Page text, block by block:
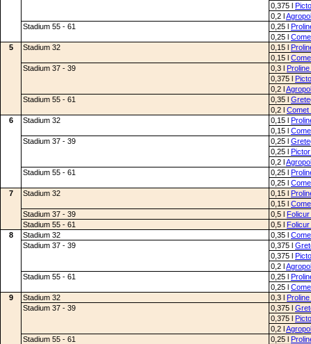
0,375 l
0,2 lAgropol
Stadium 55 - 61
0,25 l
0,25 l
5
Stadium 32 0,15 l
0,15 l
Stadium 37 - 39
0,3 l
0,375 l
0,2 lAgropol
Stadium 55 - 61
0,35 l
0,2 l Comet
6
Stadium 32 0,15 l
0,15 l
Stadium 37 - 39
0,25 l
0,25 l
0,2 lAgropol
Stadium 55 - 61
0,25 l
0,25 l
7
Stadium 32 0,15 l
0,15 l
Stadium 37 - 39
0,5 l Folicur
Stadium 55 - 61
0,5 l Folicur
8
Stadium 32 0,35 l
Stadium 37 - 39
0,375 l
0,375 l
0,2 lAgropol
Stadium 55 - 61
0,25 l
0,25 l
9
Stadium 32 0,3 l
Stadium 37 - 39
0,375 l
0,375 l
0,2 lAgropol
Stadium 55 - 61
0,25 l